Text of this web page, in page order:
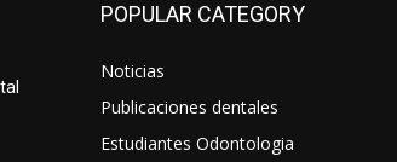
POPULAR CATEGORY
Noticias
Publicaciones dentales
Estudiantes Odontologia